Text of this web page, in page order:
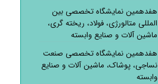
هفدهمین نمایشگاه تخصصی بین
المللی متالورژی، فولاد، ریخته گری،
ماشین آلات و صنایع وابسته
هفدهمین نمایشگاه تخصصی صنعت
نساجی، پوشاک، ماشین آلات و صنایع
وابسته